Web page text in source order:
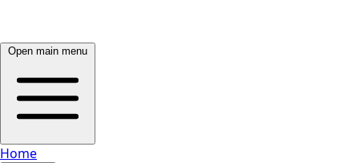
Open main menu
Home